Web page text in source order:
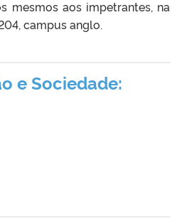
mesmos aos impetrantes, na
campus anglo.
e Sociedade: